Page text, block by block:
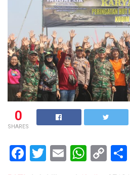
0
SHARES
F
T
E
W
C